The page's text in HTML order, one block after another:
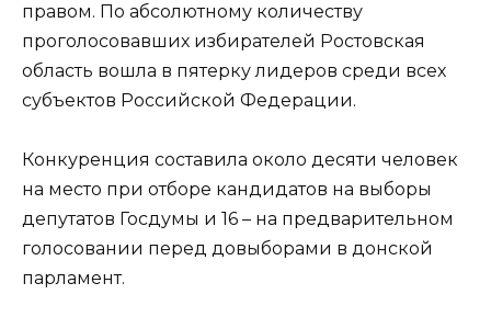
правом. По абсолютному количеству
проголосовавших избирателей Ростовская
область вошла в пятерку лидеров среди всех
субъектов Российской Федерации.
Конкуренция составила около десяти человек
на место при отборе кандидатов на выборы
депутатов Госдумы и 16 – на предварительном
голосовании перед довыборами в донской
парламент.